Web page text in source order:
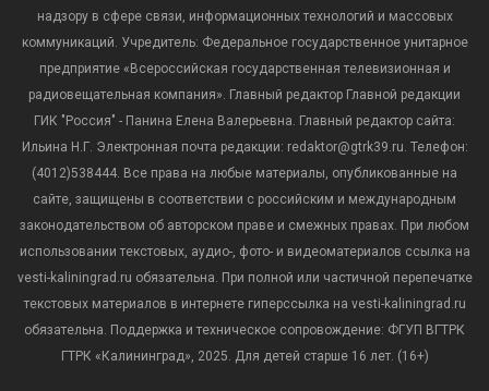
надзору в сфере связи, информационных технологий и массовых
коммуникаций. Учредитель: Федеральное государственное унитарное
предприятие «Всероссийская государственная телевизионная и
радиовещательная компания». Главный редактор Главной редакции
ГИК "Россия" - Панина Елена Валерьевна. Главный редактор сайта:
Ильина Н.Г. Электронная почта редакции: redaktor@gtrk39.ru. Телефон:
(4012)538444. Все права на любые материалы, опубликованные на
сайте, защищены в соответствии с российским и международным
законодательством об авторском праве и смежных правах. При любом
использовании текстовых, аудио-, фото- и видеоматериалов ссылка на
vesti-kaliningrad.ru обязательна. При полной или частичной перепечатке
текстовых материалов в интернете гиперссылка на vesti-kaliningrad.ru
обязательна. Поддержка и техническое сопровождение: ФГУП ВГТРК
ГТРК «Калининград», 2025. Для детей старше 16 лет. (16+)